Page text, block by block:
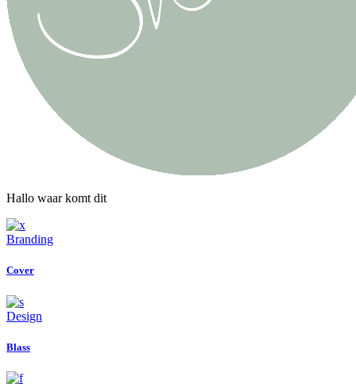
Hallo waar komt dit
Branding
Cover
Design
Blass